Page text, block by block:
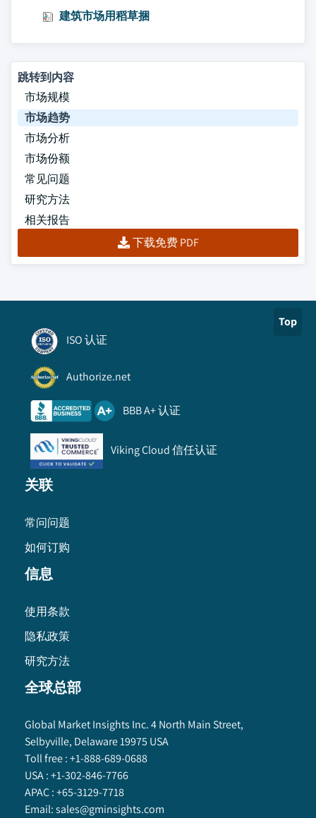
建筑市场用稻草捆
跳转到内容
市场规模
市场趋势
市场分析
市场份额
常见问题
研究方法
相关报告
下载免费 PDF
Top
ISO 认证
Authorize.net
BBB A+ 认证
Viking Cloud 信任认证
关联
常问问题
如何订购
信息
使用条款
隐私政策
研究方法
全球总部
Global Market Insights Inc. 4 North Main Street,
Selbyville, Delaware 19975 USA
Toll free :+1-888-689-0688
USA :+1-302-846-7766
APAC :+65-3129-7718
Email:sales@gminsights.com